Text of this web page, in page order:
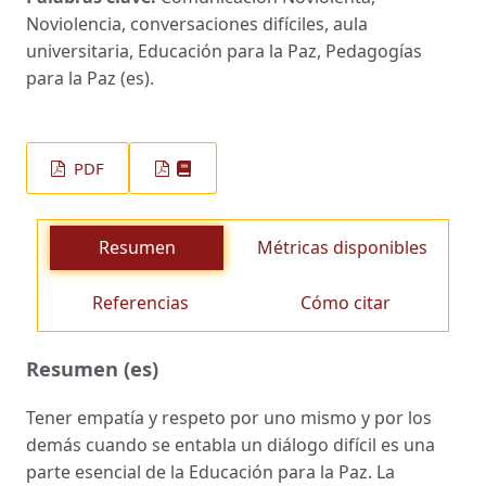
Noviolencia, conversaciones difíciles, aula
universitaria, Educación para la Paz, Pedagogías
para la Paz (es).
PDF
Resumen Métricas disponibles
Referencias Cómo citar
Resumen (es)
Tener empatía y respeto por uno mismo y por los
demás cuando se entabla un diálogo difícil es una
parte esencial de la Educación para la Paz. La